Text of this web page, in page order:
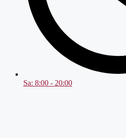
Sa: 8:00 - 20:00